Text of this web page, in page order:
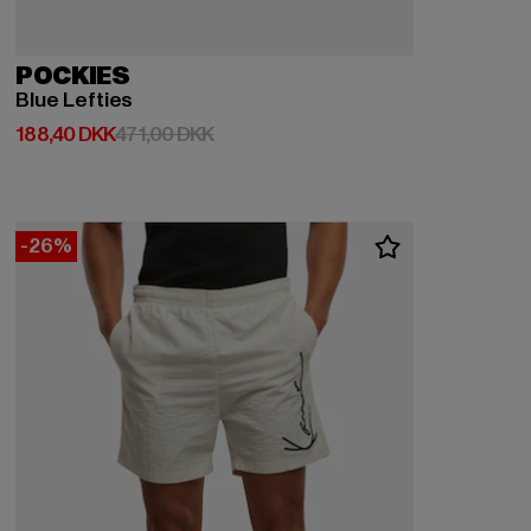
POCKIES
Blue Lefties
188,40 DKK
Nuværende pris: 188,40 DKK
471,00 DKKKampagnepris: 471,00 DKK
-26%